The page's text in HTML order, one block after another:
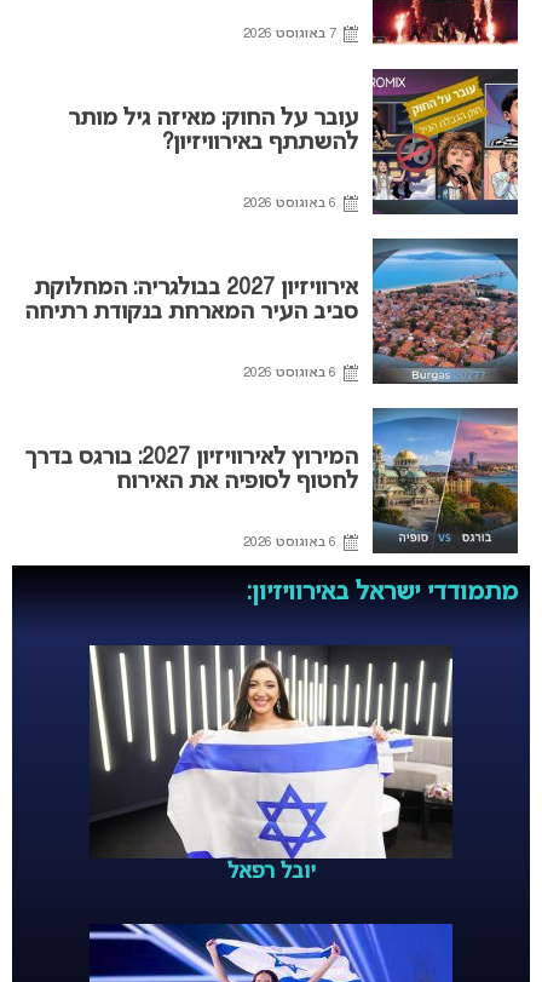
7 באוגוסט 2026
עובר על החוק: מאיזה גיל מותר
להשתתף באירוויזיון?
6 באוגוסט 2026
אירוויזיון 2027 בבולגריה: המחלוקת
סביב העיר המארחת בנקודת רתיחה
6 באוגוסט 2026
המירוץ לאירוויזיון 2027: בורגס בדרך
לחטוף לסופיה את האירוח
6 באוגוסט 2026
מתמודדי ישראל באירוויזיון:
יובל רפאל